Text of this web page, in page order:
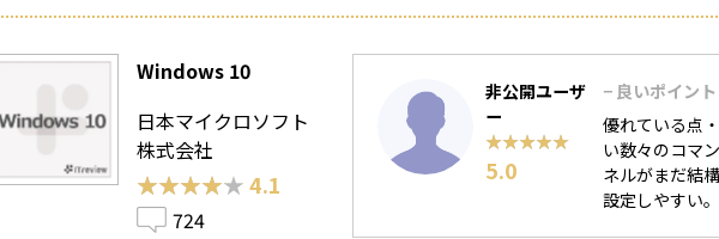
Windows 10
日本マイクロソフト
株式会社
★★★★★
★★★★★ 4.1
724
非公開ユーザ
ー
★★★★★
★★★★★
5.0
− 良いポイント
優れている点
い数々のコマ
ネルがまだ結
設定しやすい